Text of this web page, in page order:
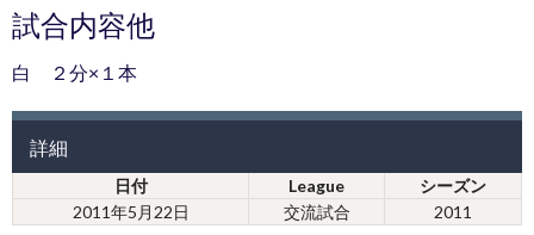
試合内容他
白 ２分×１本
詳細
日付 League
シーズン
2011年5月22日
交流試合 2011